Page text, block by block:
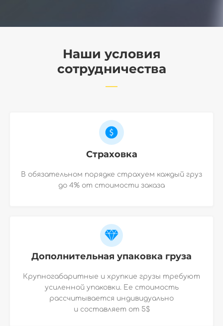
Наши условия
сотрудничества
Страховка
В обязательном порядке страхуем каждый груз
до 4% от стоимости заказа
Дополнительная упаковка груза
Крупногабаритные и хрупкие грузы требуют
усиленной упаковки. Ее стоимость
рассчитывается индивидуально
и составляет от 5$